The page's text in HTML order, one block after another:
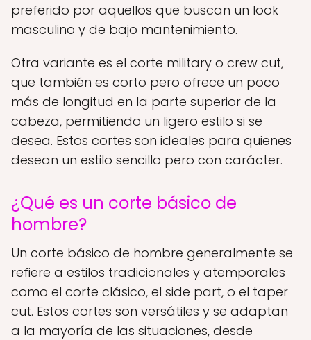
preferido por aquellos que buscan un look
masculino y de bajo mantenimiento.
Otra variante es el corte military o crew cut,
que también es corto pero ofrece un poco
más de longitud en la parte superior de la
cabeza, permitiendo un ligero estilo si se
desea. Estos cortes son ideales para quienes
desean un estilo sencillo pero con carácter.
¿Qué es un corte básico de
hombre?
Un corte básico de hombre generalmente se
refiere a estilos tradicionales y atemporales
como el corte clásico, el side part, o el taper
cut. Estos cortes son versátiles y se adaptan
a la mayoría de las situaciones, desde